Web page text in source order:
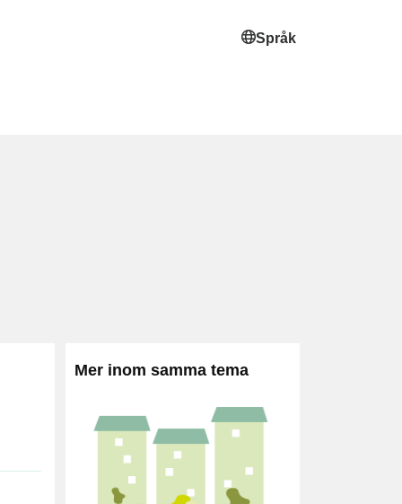
Språk
Mer inom samma tema